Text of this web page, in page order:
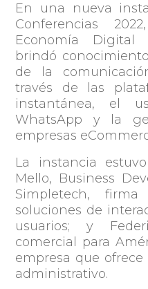
En una nueva
Conferencias
Economía Digital
brindó
de la
través de las
instantánea, el
WhatsApp y la
empresas
La instancia
Mello, Business
Simpletech,
soluciones de
usuarios; y
comercial para
empresa que
administrativo.